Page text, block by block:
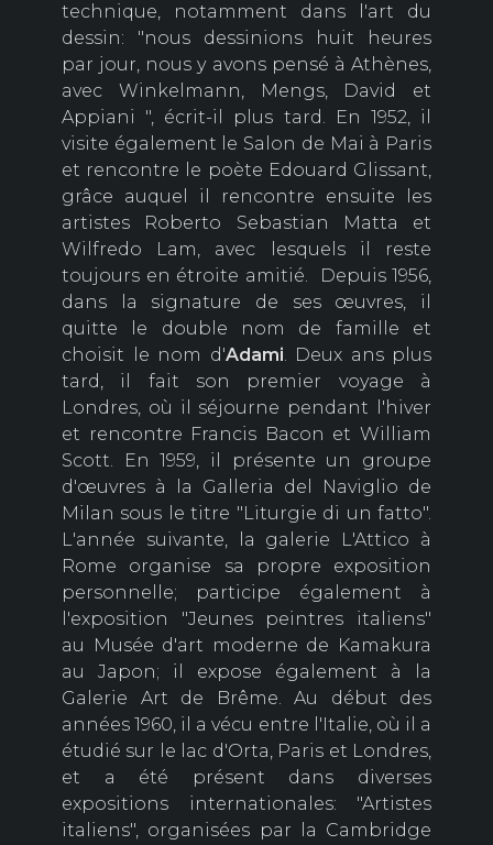
technique, notamment dans l'art du
dessin: "nous dessinions huit heures
par jour, nous y avons pensé à Athènes,
avec Winkelmann, Mengs, David et
Appiani ", écrit-il plus tard. En 1952, il
visite également le Salon de Mai à Paris
et rencontre le poète Edouard Glissant,
grâce auquel il rencontre ensuite les
artistes Roberto Sebastian Matta et
Wilfredo Lam, avec lesquels il reste
toujours en étroite amitié. Depuis 1956,
dans la signature de ses œuvres, il
quitte le double nom de famille et
choisit le nom d'Adami. Deux ans plus
tard, il fait son premier voyage à
Londres, où il séjourne pendant l'hiver
et rencontre Francis Bacon et William
Scott. En 1959, il présente un groupe
d'œuvres à la Galleria del Naviglio de
Milan sous le titre "Liturgie di un fatto".
L'année suivante, la galerie L'Attico à
Rome organise sa propre exposition
personnelle; participe également à
l'exposition "Jeunes peintres italiens"
au Musée d'art moderne de Kamakura
au Japon; il expose également à la
Galerie Art de Brême. Au début des
années 1960, il a vécu entre l'Italie, où il a
étudié sur le lac d'Orta, Paris et Londres,
et a été présent dans diverses
expositions internationales: "Artistes
italiens", organisées par la Cambridge